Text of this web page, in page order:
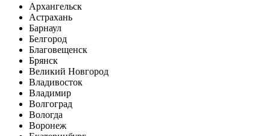
Архангельск
Астрахань
Барнаул
Белгород
Благовещенск
Брянск
Великий Новгород
Владивосток
Владимир
Волгоград
Вологда
Воронеж